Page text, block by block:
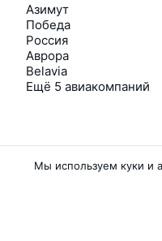
Азимут
Победа
Россия
Аврора
Belavia
Ещё 5 авиакомпаний
Мы используем куки и